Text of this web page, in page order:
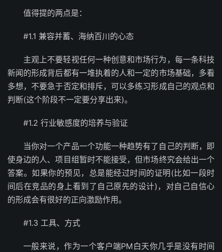
值得提的两点是：
#1.1 兼容并蓄、海纳百川的心态
主观上不要轻视任何一种创意和市场行为，每一条科技
新闻的形成背后都有一堆执着的人和一定的市场基础，多看
多想，不要急于否定和排斥，可以多练习形成自己的观点和
判断(这个阶段不一定要分享出来)。
#1.2 行业敏感度的培养与验证
当你对一个产品一个功能一种趋势有了自己的判断，即
使身边的人、项目组暂时不能接受，但市场终究会给出一个
答案。如果你的预见，总是能经过时间的证明(比如一段时
间后在竞品的身上看到了自己原先的设计)，对自己自信心
的形成会有很好的正向激励作用。
#1.3 工具、方式
一般来说，作为一个客户端PM白天你几乎是没有时间